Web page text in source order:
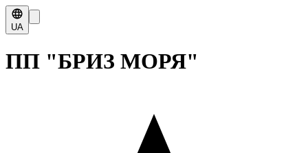
UA
ПП "БРИЗ МОРЯ"